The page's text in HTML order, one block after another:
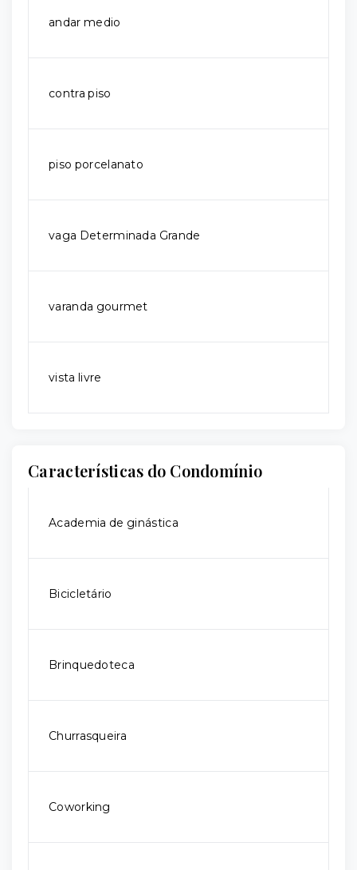
andar medio
contra piso
piso porcelanato
vaga Determinada Grande
varanda gourmet
vista livre
Características do Condomínio
Academia de ginástica
Bicicletário
Brinquedoteca
Churrasqueira
Coworking